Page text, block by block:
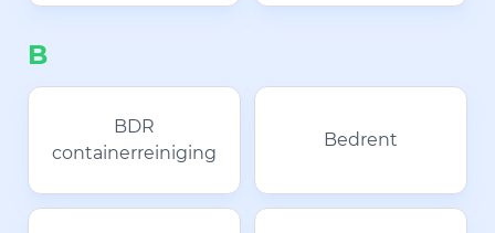
B
BDR
containerreiniging
Bedrent